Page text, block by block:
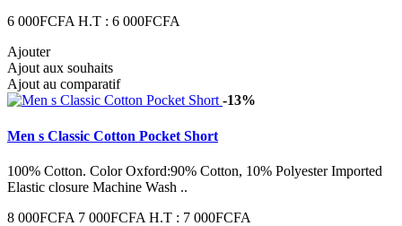
6 000FCFA H.T : 6 000FCFA
Ajouter
Ajout aux souhaits
Ajout au comparatif
-13%
Men s Classic Cotton Pocket Short
100% Cotton. Color Oxford:90% Cotton, 10% Polyester Imported
Elastic closure Machine Wash ..
8 000FCFA 7 000FCFA H.T : 7 000FCFA